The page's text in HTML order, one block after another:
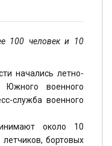
100 человек и 10
начались летно-
Южного военного
служба военного
около 10
бортовых